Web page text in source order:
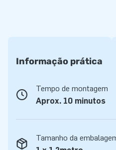
Informação prática
Tempo de montagem
Aprox. 10 minutos
Tamanho da